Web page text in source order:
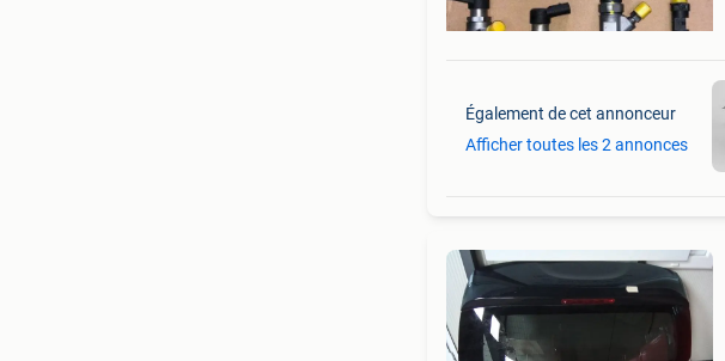
Également de cet annonceur
Afficher toutes les 2 annonces